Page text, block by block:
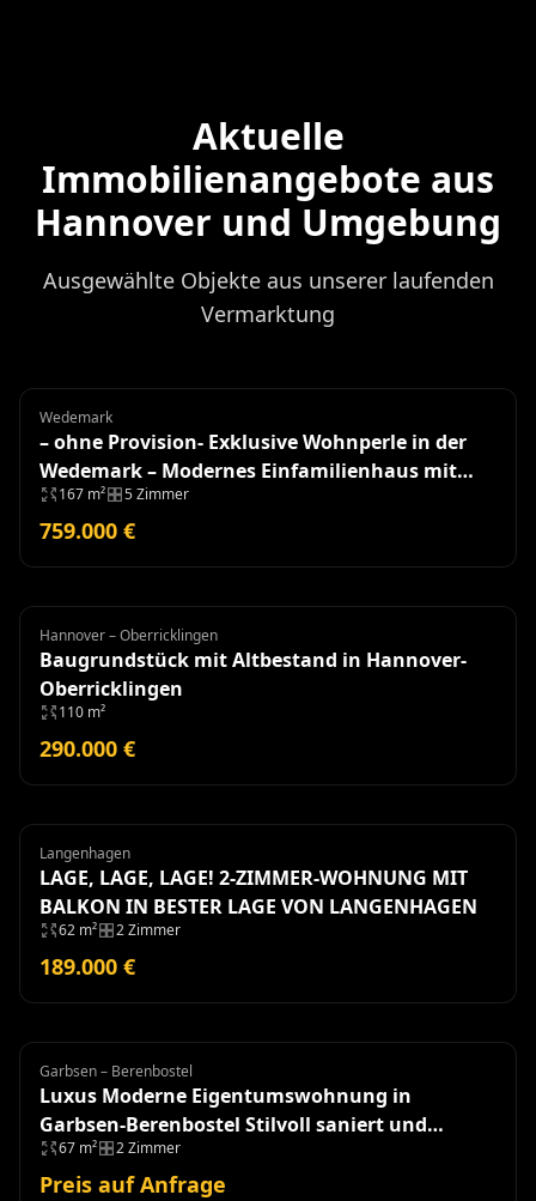
Aktuelle
Immobilienangebote aus
Hannover und Umgebung
Ausgewählte Objekte aus unserer laufenden
Vermarktung
Einfamilienhaus
Wedemark
– ohne Provision- Exklusive Wohnperle in der
Wedemark – Modernes Einfamilienhaus mit
hochwertiger Ausstattung
167 m² 5 Zimmer
759.000 €
Grundstück
Hannover – Oberricklingen
Baugrundstück mit Altbestand in Hannover-
Oberricklingen
110 m²
290.000 €
Wohnung
Langenhagen
LAGE, LAGE, LAGE! 2-ZIMMER-WOHNUNG MIT
BALKON IN BESTER LAGE VON LANGENHAGEN
62 m² 2 Zimmer
189.000 €
Eigentumswohnung
Garbsen – Berenbostel
Luxus Moderne Eigentumswohnung in
Garbsen-Berenbostel Stilvoll saniert und
einzugsbereit!
67 m² 2 Zimmer
Preis auf Anfrage